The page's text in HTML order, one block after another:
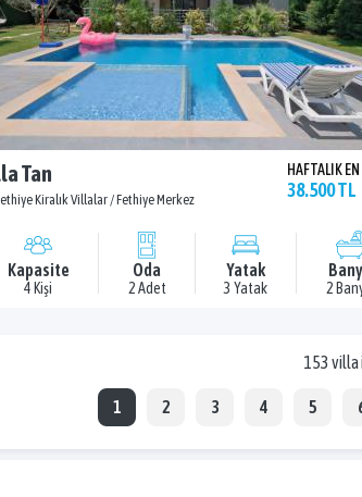
Tan
Kiralık Villalar / Fethiye Merkez
HAFTALIK
38.500 TL
Kapasite
4 Kişi
Oda
2 Adet
Yatak
3 Yatak 2
153 villa
1 2 3 4 5